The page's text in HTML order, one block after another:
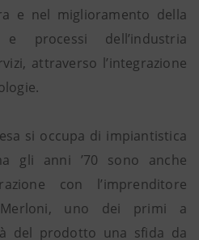
e nel miglioramento della
processi dell’industria
attraverso l’integrazione
si occupa di impiantistica
gli anni ’70 sono anche
con l’imprenditore
Merloni, uno dei primi a
del prodotto una sfida da